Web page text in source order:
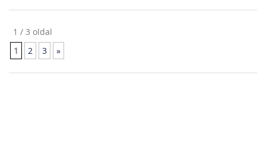
1 / 3 oldal
1
2 3 »